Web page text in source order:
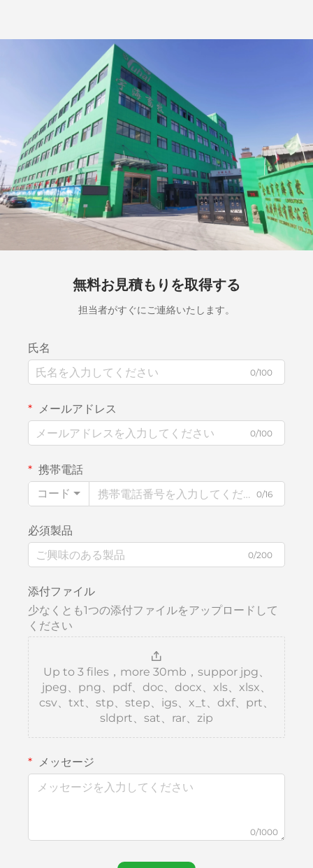
無料お見積もりを取得する
担当者がすぐにご連絡いたします。
氏名
0/100
メールアドレス
0/100
携帯電話
コード
0/16
必須製品
0/200
添付ファイル
少なくとも1つの添付ファイルをアップロードして
ください
Up to 3 files，more 30mb，suppor jpg、
jpeg、png、pdf、doc、docx、xls、xlsx、
csv、txt、stp、step、igs、x_t、dxf、prt、
sldprt、sat、rar、zip
メッセージ
0/1000